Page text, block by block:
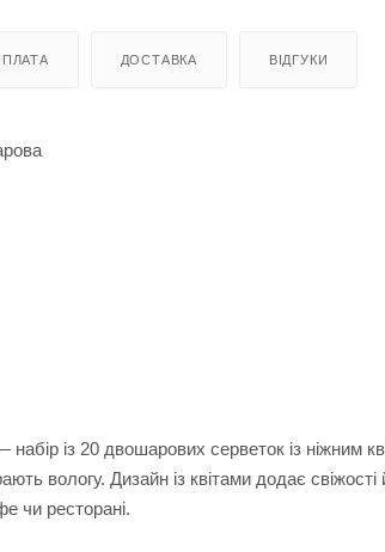
ДОСТАВКА ВІДГУКИ
із 20 двошарових серветок із ніжним
вологу. Дизайн із квітами додає
чи ресторані.